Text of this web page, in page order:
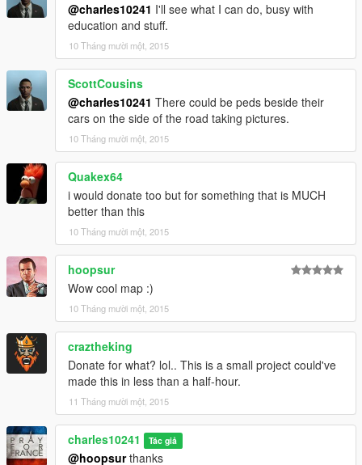
@charles10241 I'll see what I can do, busy with
education and stuff.
10 Tháng mười một, 2015
ScottCousins
@charles10241 There could be peds beside their
cars on the side of the road taking pictures.
10 Tháng mười một, 2015
Quakex64
i would donate too but for something that is MUCH
better than this
10 Tháng mười một, 2015
hoopsur
Wow cool map :)
10 Tháng mười một, 2015
craztheking
Donate for what? lol.. This is a small project could've
made this in less than a half-hour.
11 Tháng mười một, 2015
charles10241 Tác giả
@hoopsurthanks